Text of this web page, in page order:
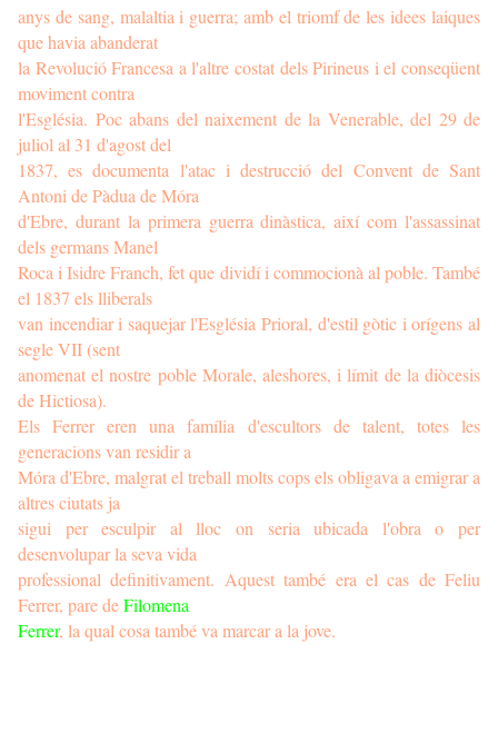
anys de sang, malaltia i guerra; amb el triomf de les idees laiques
que havia abanderat
la Revolució Francesa a l'altre costat dels Pirineus i el conseqüent
moviment contra
l'Església. Poc abans del naixement de la Venerable, del 29 de
juliol al 31 d'agost del
1837, es documenta l'atac i destrucció del Convent de Sant
Antoni de Pàdua de Móra
d'Ebre, durant la primera guerra dinàstica, així com l'assassinat
dels germans Manel
Roca i Isidre Franch, fet que dividí i commocionà al poble. També
el 1837 els lliberals
van incendiar i saquejar l'Església Prioral, d'estil gòtic i orígens al
segle VII (sent
anomenat el nostre poble Morale, aleshores, i límit de la diòcesis
de Hictiosa).
Els Ferrer eren una família d'escultors de talent, totes les
generacions van residir a
Móra d'Ebre, malgrat el treball molts cops els obligava a emigrar a
altres ciutats ja
sigui per esculpir al lloc on seria ubicada l'obra o per
desenvolupar la seva vida
professional definitivament. Aquest també era el cas de Feliu
Ferrer, pare deFilomena
Ferrer, la qual cosa també va marcar a la jove.